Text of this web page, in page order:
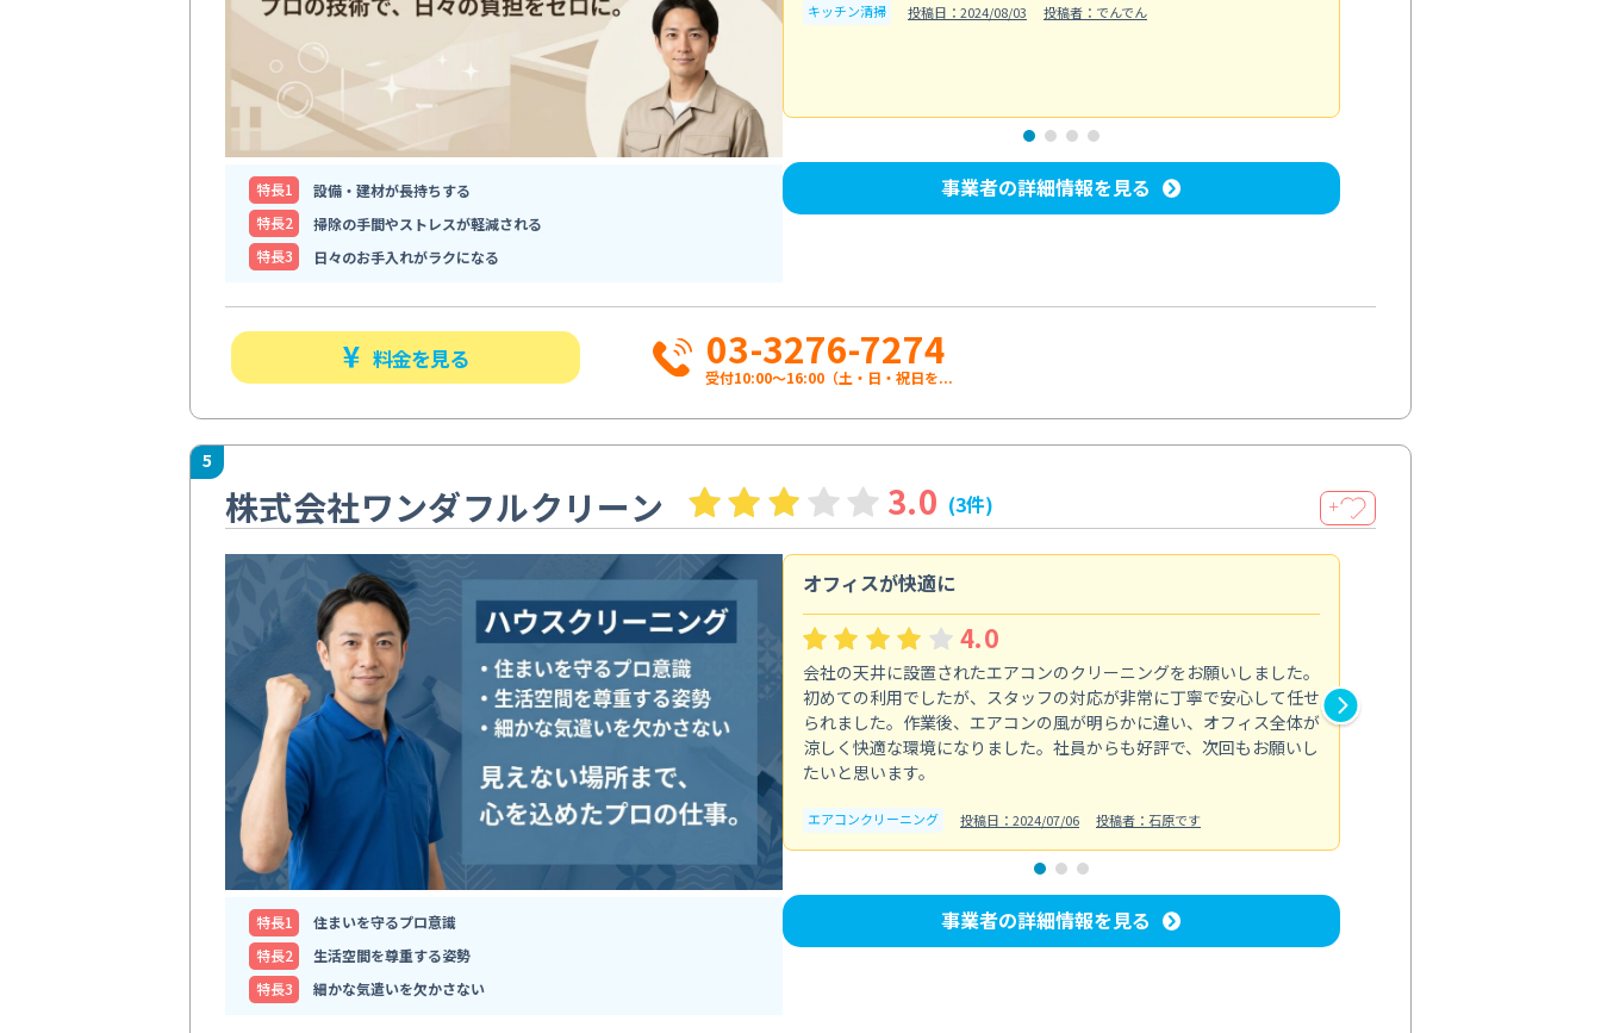
特⻑1
設備・建材が長持ちする
特⻑2
掃除の手間やストレスが軽減される
特⻑3
日々のお手入れがラクになる
キッチン清掃 投稿日：2024/08/03 投稿者：でんでん
事業者の詳細情報を見る
料金を見る 03-3276-7274
受付10:00〜16:00（土・日・祝日を...
5
株式会社ワンダフルクリーン 3.0 (3件) ＋
特⻑1
住まいを守るプロ意識
特⻑2
生活空間を尊重する姿勢
特⻑3
細かな気遣いを欠かさない
オフィスが快適に
4.0
会社の天井に設置されたエアコンのクリーニングをお願いしました。
初めての利用でしたが、スタッフの対応が非常に丁寧で安心して任せ
られました。作業後、エアコンの風が明らかに違い、オフィス全体が
涼しく快適な環境になりました。社員からも好評で、次回もお願いし
たいと思います。
エアコンクリーニング 投稿日：2024/07/06 投稿者：石原です
事業者の詳細情報を見る